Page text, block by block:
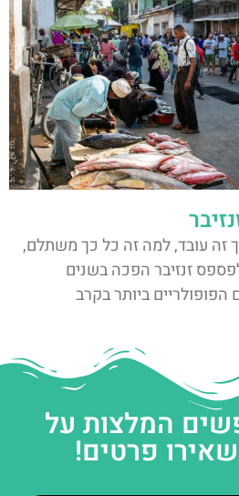
זה עובד, למה זה כל כך משתלם,
זנזיבר הפכה בשנים
ביותר בקרב
המלצות על
פרטים!